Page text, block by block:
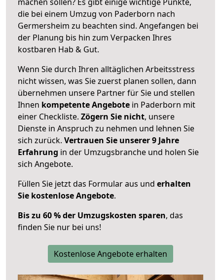
die bei einem Umzug von Paderborn nach
Germersheim zu beachten sind. Angefangen bei
der Planung bis hin zum Verpacken Ihres
kostbaren Hab & Gut.
Wenn Sie durch Ihren alltäglichen Arbeitsstress
nicht wissen, was Sie zuerst planen sollen, dann
übernehmen unsere Partner für Sie und stellen
Ihnen kompetente Angebote in Paderborn mit
einer Checkliste. Zögern Sie nicht, unsere
Dienste in Anspruch zu nehmen und lehnen Sie
sich zurück. Vertrauen Sie unserer 9 Jahre
Erfahrung in der Umzugsbranche und holen Sie
sich Angebote.
Füllen Sie jetzt das Formular aus und erhalten
Sie kostenlose Angebote.
Bis zu 60 % der Umzugskosten sparen, das
finden Sie nur bei uns!
Kostenlose Angebote erhalten